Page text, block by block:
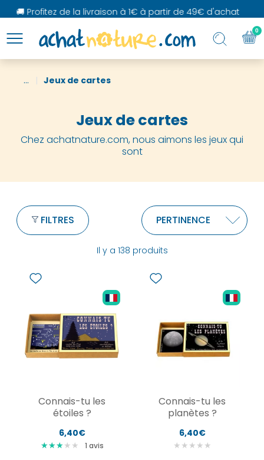
Profitez de la livraison à 1€ à partir de 49€ d'achat
... Jeux de cartes
Jeux de cartes
Chez achatnature.com, nous aimons les jeux qui
sont
Il y a 138 produits
FILTRES
Connais-tu les
étoiles ?
6,40€
★★★
★★★★ ★ 1 avis
Connais-tu les
planètes ?
6,40€
★ ★ ★ ★ ★
0